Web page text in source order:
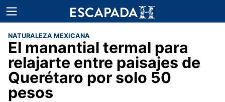
NATURALEZA MEXICANA
El manantial termal para
relajarte entre paisajes de
Querétaro por solo 50
pesos